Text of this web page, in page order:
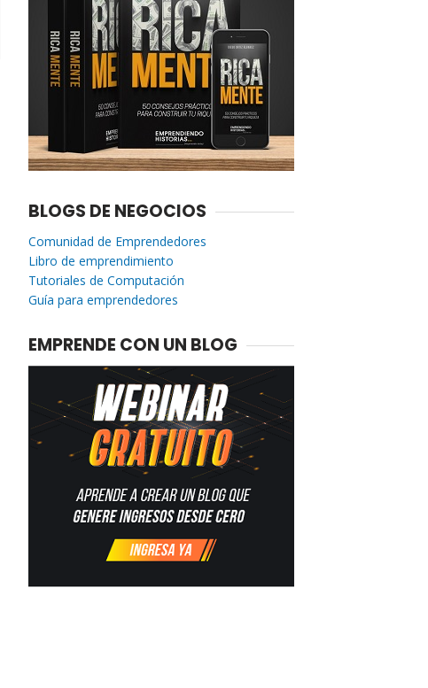
BLOGS DE NEGOCIOS
Comunidad de Emprendedores
Libro de emprendimiento
Tutoriales de Computación
Guía para emprendedores
EMPRENDE CON UN BLOG